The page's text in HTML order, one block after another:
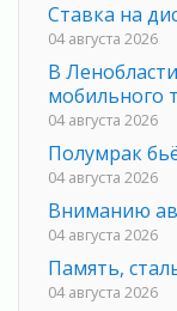
Ставка на
04 августа 2026
В
мобильного
04 августа 2026
Полумрак
04 августа 2026
Вниманию
04 августа 2026
Память,
04 августа 2026